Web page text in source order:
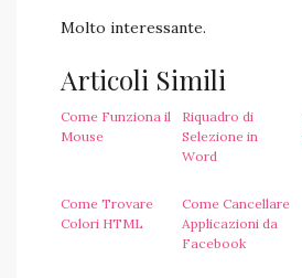
Molto interessante.
Articoli Simili
Come Funziona il
Mouse
Riquadro di
Selezione in
Word
Come Trovare
Colori HTML
Come Cancellare
Applicazioni da
Facebook